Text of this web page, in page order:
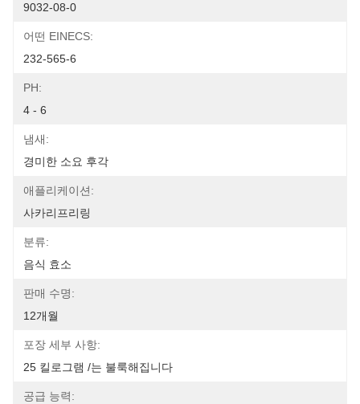
9032-08-0
어떤 EINECS:
232-565-6
PH:
4 - 6
냄새:
경미한 소요 후각
애플리케이션:
사카리프리링
분류:
음식 효소
판매 수명:
12개월
포장 세부 사항:
25 킬로그램 /는 불룩해집니다
공급 능력: